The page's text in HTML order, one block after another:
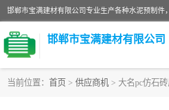
邯郸市宝满建材有限公司
当前位置： 首页 > 供应商机 > 大名pc仿石